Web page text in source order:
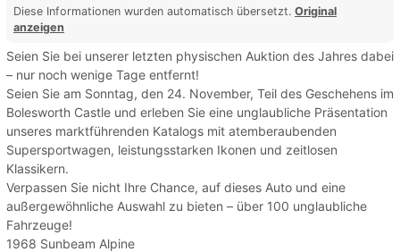
Diese Informationen wurden automatisch übersetzt. Original
anzeigen
Seien Sie bei unserer letzten physischen Auktion des Jahres dabei
– nur noch wenige Tage entfernt!
Seien Sie am Sonntag, den 24. November, Teil des Geschehens im
Bolesworth Castle und erleben Sie eine unglaubliche Präsentation
unseres marktführenden Katalogs mit atemberaubenden
Supersportwagen, leistungsstarken Ikonen und zeitlosen
Klassikern.
Verpassen Sie nicht Ihre Chance, auf dieses Auto und eine
außergewöhnliche Auswahl zu bieten – über 100 unglaubliche
Fahrzeuge!
1968 Sunbeam Alpine